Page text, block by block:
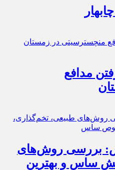
مدافع
بررسی روش‌های
ساس و بهترین